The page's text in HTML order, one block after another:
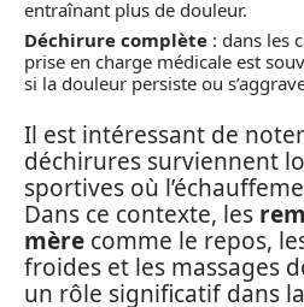
entraînant plus de douleur.
Déchirure complète : dans les
prise en charge médicale est
si la douleur persiste ou
Il est intéressant de
déchirures surviennent
sportives où
Dans ce contexte, les
mère comme le repos,
froides et les massages
un rôle significatif dans